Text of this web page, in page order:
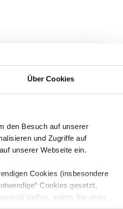
Über Cookies
den Besuch auf unserer
und Zugriffe auf
unserer Webseite ein.
Cookies (insbesondere
Cookies gesetzt,
treffen, indem Sie unter